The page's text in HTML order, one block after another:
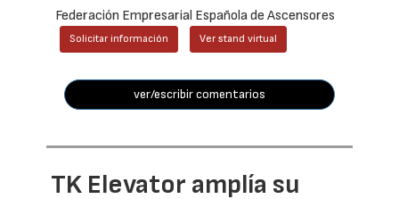
Federación Empresarial Española de Ascensores
Solicitar información Ver stand virtual
ver/escribir comentarios
TK Elevator amplía su